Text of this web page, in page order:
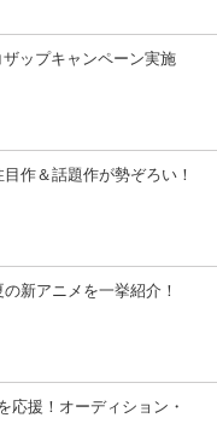
ザップキャンペーン実施
作＆話題作が勢ぞろい！
の新アニメを一挙紹介！
応援！オーディション・